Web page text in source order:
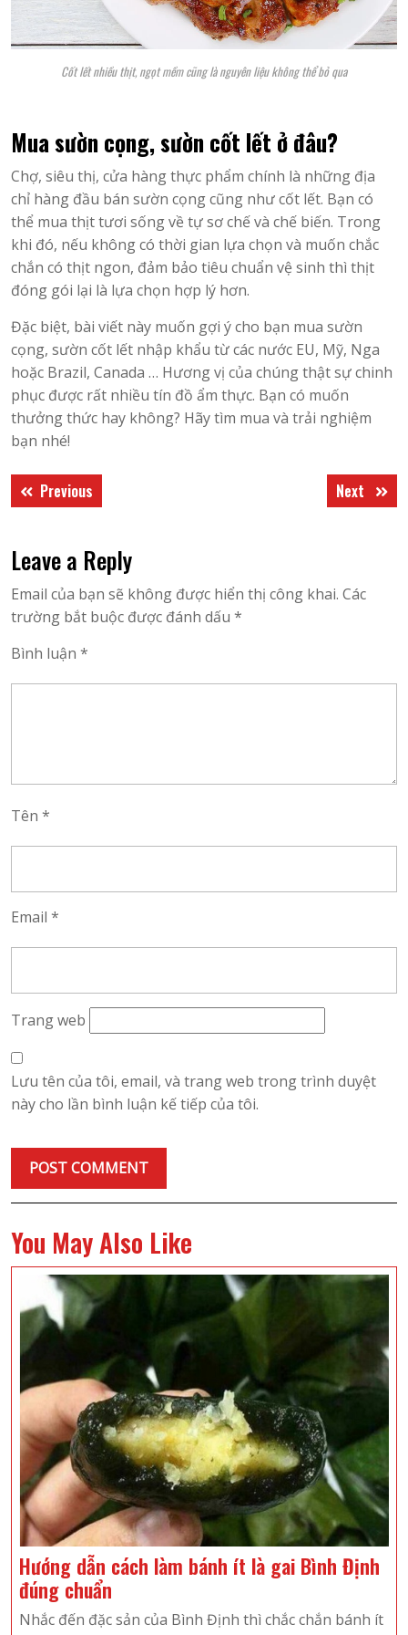
Cốt lết nhiều thịt, ngọt mềm cũng là nguyên liệu không thể bỏ qua
Mua sườn cọng, sườn cốt lết ở đâu?
Chợ, siêu thị, cửa hàng thực phẩm chính là những địa
chỉ hàng đầu bán sườn cọng cũng như cốt lết. Bạn có
thể mua thịt tươi sống về tự sơ chế và chế biến. Trong
khi đó, nếu không có thời gian lựa chọn và muốn chắc
chắn có thịt ngon, đảm bảo tiêu chuẩn vệ sinh thì thịt
đóng gói lại là lựa chọn hợp lý hơn.
Đặc biệt, bài viết này muốn gợi ý cho bạn mua sườn
cọng, sườn cốt lết nhập khẩu từ các nước EU, Mỹ, Nga
hoặc Brazil, Canada … Hương vị của chúng thật sự chinh
phục được rất nhiều tín đồ ẩm thực. Bạn có muốn
thưởng thức hay không? Hãy tìm mua và trải nghiệm
bạn nhé!
Điều
hướng
viết
Previous
post:
Next Next
post:
Leave a Reply
Email của bạn sẽ không được hiển thị công khai. Các
trường bắt buộc được đánh dấu *
Bình luận *
Tên *
Email *
Trang web
Lưu tên của tôi, email, và trang web trong trình duyệt
này cho lần bình luận kế tiếp của tôi.
You May Also Like
Hướng dẫn cách làm bánh ít là gai Bình Định
đúng chuẩn
dẫn
Nhắc đến đặc sản của Bình Định thì chắc chắn bánh ít